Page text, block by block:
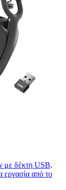
με δέκτη USB,
εργασία από το